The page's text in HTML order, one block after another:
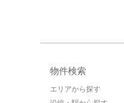
物件検索
エリアから探す